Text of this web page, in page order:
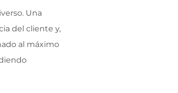
Una
del cliente y,
al máximo